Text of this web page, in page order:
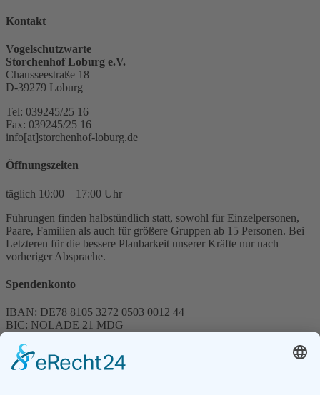
Kontakt
Vogelschutzwarte
Storchenhof Loburg e.V.
Chausseestraße 18
D-39279 Loburg
Tel: 039245/25 16
Fax: 039245/25 16
info[at]storchenhof-loburg.de
Öffnungszeiten
täglich 10:00 – 17:00 Uhr
Führungen finden halbstündlich statt, sowohl für Einzelpersonen,
Paare, Familien als auch für größere Gruppen ab 15 Personen. Bei
Letzteren für die bessere Planbarkeit unserer Kräfte nur nach
vorheriger Absprache.
Spendenkonto
IBAN: DE78 8105 3272 0503 0012 44
BIC: NOLADE 21 MDG
Spenden können steuerlich abgesetzt werden